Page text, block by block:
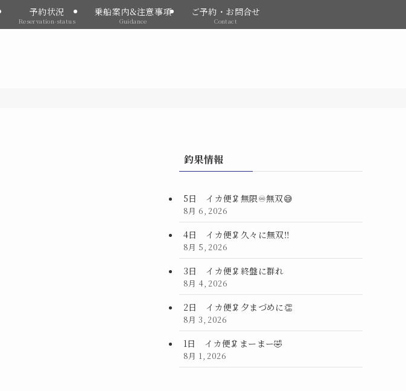
予約状況
Reservation-status
乗船案内&注意事項
Guidance
ご予約・お問合せ
Contact
釣果情報
5日 イカ便🦑無限♾️無双😅
8月 6, 2026
4日 イカ便🦑久々に無双‼️
8月 5, 2026
3日 イカ便🦑終盤に群れ
8月 4, 2026
2日 イカ便🦑夕まづめに👏
8月 3, 2026
1日 イカ便🦑まーまー🤣
8月 1, 2026